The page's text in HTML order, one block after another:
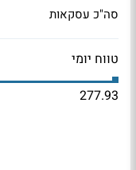
סה"כ עסקאות
טווח יומי
277.93